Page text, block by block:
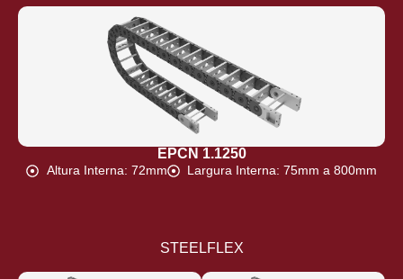
EPCN 1.1250
Altura Interna: 72mm Largura Interna: 75mm a 800mm
STEELFLEX